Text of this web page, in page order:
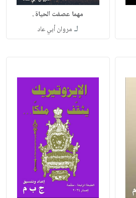
مهما عصفت الحياة .
لـ مروان أبي عاد